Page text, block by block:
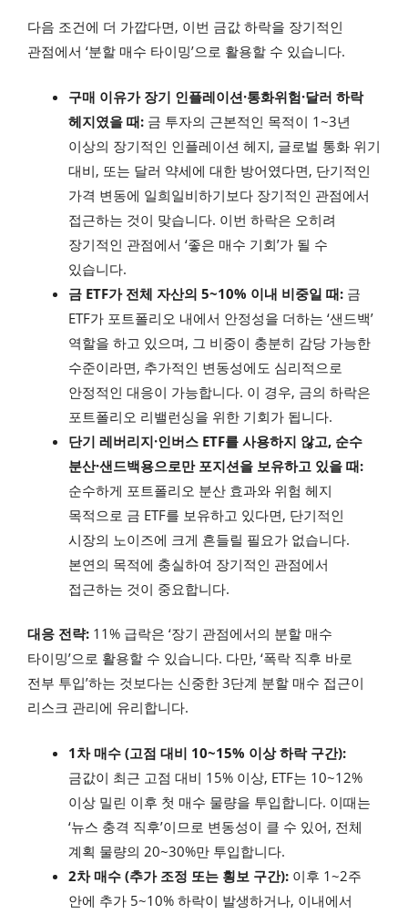
다음 조건에 더 가깝다면, 이번 금값 하락을 장기적인
관점에서 ‘분할 매수 타이밍’으로 활용할 수 있습니다.
구매 이유가 장기 인플레이션·통화위험·달러 하락
헤지였을 때: 금 투자의 근본적인 목적이 1~3년
이상의 장기적인 인플레이션 헤지, 글로벌 통화 위기
대비, 또는 달러 약세에 대한 방어였다면, 단기적인
가격 변동에 일희일비하기보다 장기적인 관점에서
접근하는 것이 맞습니다. 이번 하락은 오히려
장기적인 관점에서 ‘좋은 매수 기회’가 될 수
있습니다.
금 ETF가 전체 자산의 5~10% 이내 비중일 때: 금
ETF가 포트폴리오 내에서 안정성을 더하는 ‘샌드백’
역할을 하고 있으며, 그 비중이 충분히 감당 가능한
수준이라면, 추가적인 변동성에도 심리적으로
안정적인 대응이 가능합니다. 이 경우, 금의 하락은
포트폴리오 리밸런싱을 위한 기회가 됩니다.
단기 레버리지·인버스 ETF를 사용하지 않고, 순수
분산·샌드백용으로만 포지션을 보유하고 있을 때:
순수하게 포트폴리오 분산 효과와 위험 헤지
목적으로 금 ETF를 보유하고 있다면, 단기적인
시장의 노이즈에 크게 흔들릴 필요가 없습니다.
본연의 목적에 충실하여 장기적인 관점에서
접근하는 것이 중요합니다.
대응 전략: 11% 급락은 ‘장기 관점에서의 분할 매수
타이밍’으로 활용할 수 있습니다. 다만, ‘폭락 직후 바로
전부 투입’하는 것보다는 신중한 3단계 분할 매수 접근이
리스크 관리에 유리합니다.
1차 매수 (고점 대비 10~15% 이상 하락 구간):
금값이 최근 고점 대비 15% 이상, ETF는 10~12%
이상 밀린 이후 첫 매수 물량을 투입합니다. 이때는
‘뉴스 충격 직후’이므로 변동성이 클 수 있어, 전체
계획 물량의 20~30%만 투입합니다.
2차 매수 (추가 조정 또는 횡보 구간): 이후 1~2주
안에 추가 5~10% 하락이 발생하거나, 이내에서